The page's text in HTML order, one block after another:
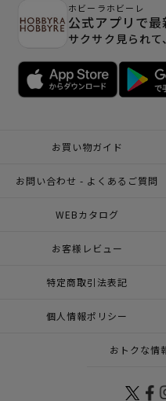
ホビーラホビーレ
公式アプリで最
サクサク見られ
お買い物ガイド
お問い合わせ - よくあるご質問
WEBカタログ
お客様レビュー
特定商取引法表記
個人情報ポリシー
おトクな情